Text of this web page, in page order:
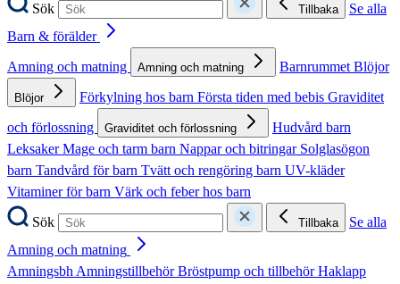
Sök
Tillbaka
Se alla
Barn & förälder
Amning och matning
Amning och matning BarnrummetBlöjor
Blöjor Förkylning hos barn Första tiden med bebis Graviditet
och förlossning
Graviditet och förlossning
Hudvård barn
LeksakerMage och tarm barn Nappar och bitringar Solglasögon
barn Tandvård för barn Tvätt och rengöring barn UV-kläder
Vitaminer för barn Värk och feber hos barn
Sök
Tillbaka
Se alla
Amning och matning
AmningsbhAmningstillbehörBröstpump och tillbehörHaklapp